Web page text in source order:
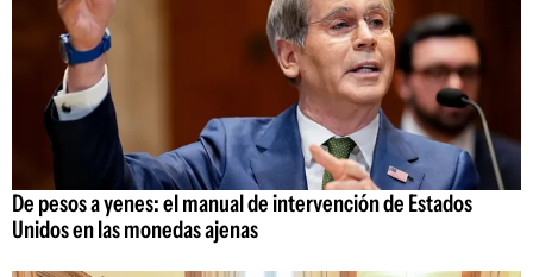
De pesos a yenes: el manual de intervención de Estados
Unidos en las monedas ajenas